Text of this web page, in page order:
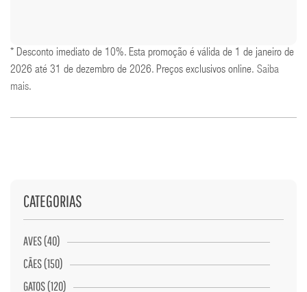
* Desconto imediato de 10%. Esta promoção é válida de 1 de janeiro de
2026 até 31 de dezembro de 2026. Preços exclusivos online. Saiba
mais.
CATEGORIAS
AVES (40)
CÃES (150)
GATOS (120)